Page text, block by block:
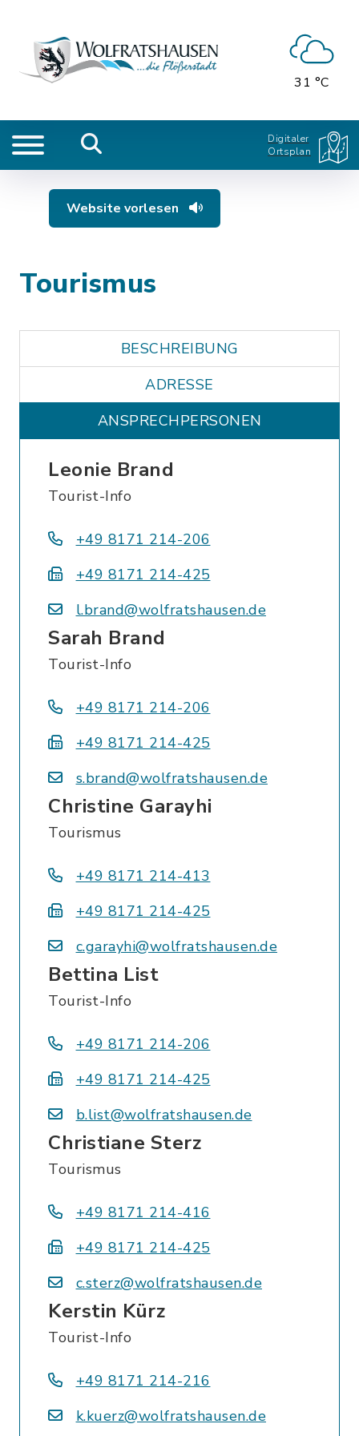
31 °C
Digitaler
Ortsplan
Website vorlesen
Tourismus
BESCHREIBUNG
ADRESSE
ANSPRECHPERSONEN
Leonie Brand
Tourist-Info
+49 8171 214-206
+49 8171 214-425
l.brand@wolfratshausen.de
Sarah Brand
Tourist-Info
+49 8171 214-206
+49 8171 214-425
s.brand@wolfratshausen.de
Christine Garayhi
Tourismus
+49 8171 214-413
+49 8171 214-425
c.garayhi@wolfratshausen.de
Bettina List
Tourist-Info
+49 8171 214-206
+49 8171 214-425
b.list@wolfratshausen.de
Christiane Sterz
Tourismus
+49 8171 214-416
+49 8171 214-425
c.sterz@wolfratshausen.de
Kerstin Kürz
Tourist-Info
+49 8171 214-216
k.kuerz@wolfratshausen.de